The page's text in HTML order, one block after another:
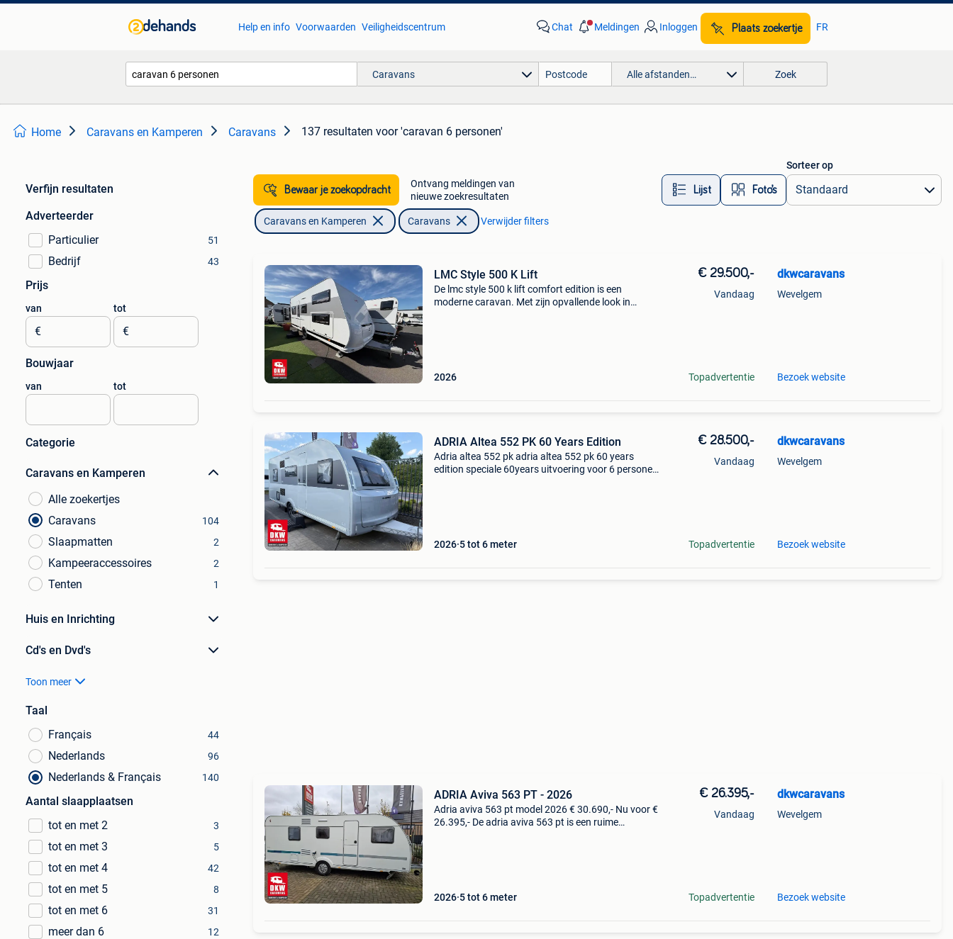
Help en info Voorwaarden Veiligheidscentrum Chat Meldingen Inloggen Plaats zoekertje FR
Caravans Alle afstanden… Zoek
Home Caravans en Kamperen Caravans 137 resultaten voor 'caravan 6 personen'
Verfijn resultaten
Adverteerder
Particulier
51
Bedrijf 43
Prijs
van
€
tot
€
Bouwjaar
van tot
Categorie
Caravans en Kamperen
Alle zoekertjes
Caravans
104
Slaapmatten 2
Kampeeraccessoires 2
Tenten 1
Huis en Inrichting
Cd's en Dvd's
Toon meer
Taal
Français
44
Nederlands 96
Nederlands & Français 140
Aantal slaapplaatsen
tot en met 2
3
tot en met 3 5
tot en met 4 42
tot en met 5 8
tot en met 6 31
meer dan 6 12
Bewaar je zoekopdracht
Ontvang meldingen van
nieuwe zoekresultaten
Lijst Foto’s
Sorteer op
Caravans en Kamperen Caravans Verwijder filters
LMC Style 500 K Lift
De lmc style 500 k lift comfort edition is een
moderne caravan. Met zijn opvallende look in
2026
€ 29.500,-
Vandaag
Topadvertentie
dkwcaravans
Wevelgem
Bezoek website
ADRIA Altea 552 PK 60 Years Edition
Adria altea 552 pk adria altea 552 pk 60 years
edition speciale 60years uitvoering voor 6 personen
2026 5 tot 6 meter
€ 28.500,-
Vandaag
Topadvertentie
dkwcaravans
Wevelgem
Bezoek website
ADRIA Aviva 563 PT - 2026
Adria aviva 563 pt model 2026 € 30.690,- Nu voor €
26.395,- De adria aviva 563 pt is een ruime
2026 5 tot 6 meter
€ 26.395,-
Vandaag
Topadvertentie
dkwcaravans
Wevelgem
Bezoek website